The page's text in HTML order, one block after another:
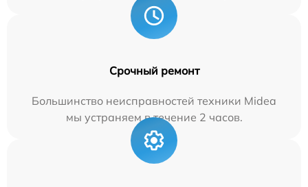
Срочный ремонт
Большинство неисправностей техники Midea
мы устраняем в течение 2 часов.